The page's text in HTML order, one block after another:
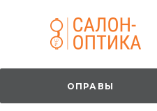
ОПРАВЫ